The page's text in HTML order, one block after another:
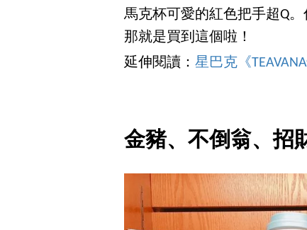
馬克杯可愛的紅色把手超Q
那就是買到這個啦！
延伸閱讀： 星巴克《
金豬、不倒翁、招